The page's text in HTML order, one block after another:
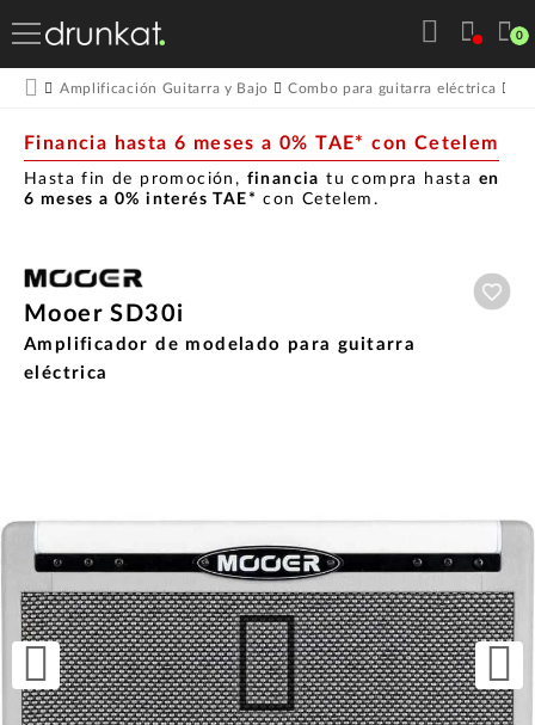
0
Amplificación Guitarra y Bajo Combo para guitarra eléctrica
Financia hasta 6 meses a 0% TAE* con Cetelem
Hasta fin de promoción, financia tu compra hasta en
6 meses a 0% interés TAE* con Cetelem.
Mooer SD30i
Amplificador de modelado para guitarra
eléctrica